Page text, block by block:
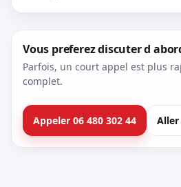
Vous preferez discuter d
Parfois, un court appel est plus
complet.
Appeler 06 480 302 44 Aller